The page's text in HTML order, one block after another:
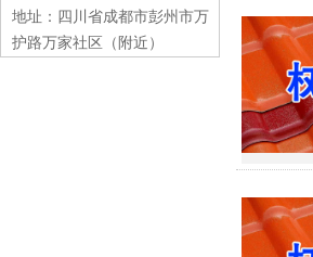
地址：四川省成都市彭州市万
护路万家社区（附近）